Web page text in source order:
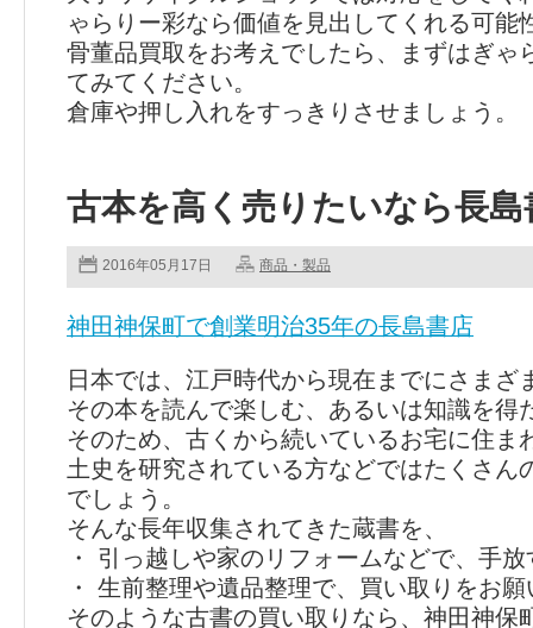
ゃらりー彩なら価値を見出してくれる可能
骨董品買取をお考えでしたら、まずはぎゃ
てみてください。
倉庫や押し入れをすっきりさせましょう。
古本を高く売りたいなら長島
2016年05月17日 商品・製品
神田神保町で創業明治35年の長島書店
日本では、江戸時代から現在までにさまざ
その本を読んで楽しむ、あるいは知識を得
そのため、古くから続いているお宅に住ま
土史を研究されている方などではたくさん
でしょう。
そんな長年収集されてきた蔵書を、
・ 引っ越しや家のリフォームなどで、手
・ 生前整理や遺品整理で、買い取りをお
そのような古書の買い取りなら、神田神保